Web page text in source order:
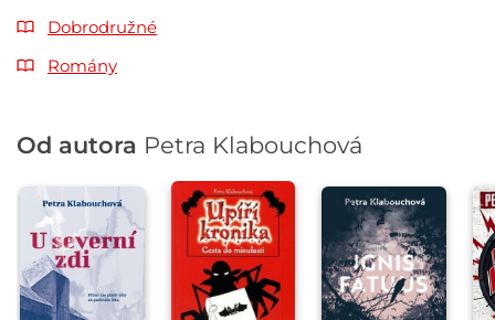
Dobrodružné
Romány
Od autora Petra Klabouchová